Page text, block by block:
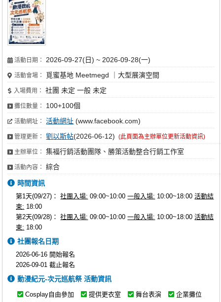
活動日期： 2026-09-27(日) ~ 2026-09-28(一)
活動會場： 覓蜜基地 Meetmegd ｜大型展演空間
入場費用： 社團 未定 一般 未定
攤位數量： 100+100個
活動網址： 活動網址 (www.facebook.com)
管理更新： 劉以斯帖(2026-06-12) (此頁面為主辦單位更新活動資訊)
主辦單位： 集福行銷活動團隊、勝策活動整合行銷工作室
活動內容： 綜合
時間資訊
第1天(09/27)：社團入場: 09:00~10:00一般入場: 10:00~18:00活動結
束: 18:00
第2天(09/28)：社團入場: 09:00~10:00一般入場: 10:00~18:00活動結
束: 18:00
社團報名日期
2026-06-16 開始報名
2026-09-01 截止報名
動漫紀元-次元巡航祭 活動資訊
Cosplay自由參加 提供更衣室 舞台表演
企業攤位